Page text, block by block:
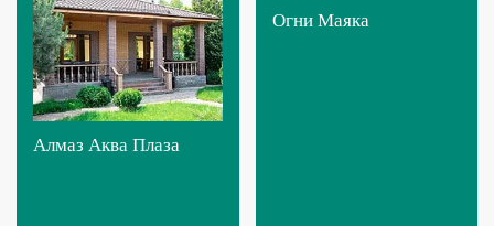
Алмаз Аква Плаза
Огни Маяка